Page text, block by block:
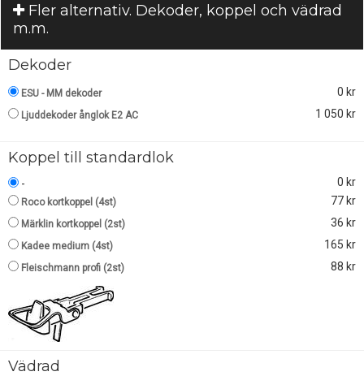
Fler alternativ. Dekoder, koppel och vädrad
m.m.
Dekoder
ESU - MM dekoder 0 kr
Ljuddekoder ånglok E2 AC 1 050 kr
Koppel till standardlok
- 0 kr
Roco kortkoppel (4st) 77 kr
Märklin kortkoppel (2st) 36 kr
Kadee medium (4st) 165 kr
Fleischmann profi (2st) 88 kr
Vädrad